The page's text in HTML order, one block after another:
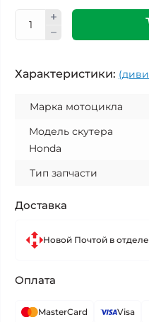
Характеристики:
Марка мотоцикла
Модель скутера
Honda
Тип запчасти
Доставка
Новой Почтой в
Оплата
MasterCard Visa